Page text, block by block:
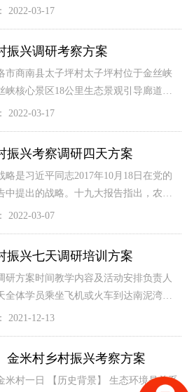
丽乡村。在第二届“大西安农民节”到来之
。临潼区穆寨街道三庙村因地制宜发展
过一个多月，三庙村[详细]
2022-03-17
振兴调研考察方案
市商南县太子坪村太子坪村位于金丝峡
峡核心景区18公里生态景观引导廊道的
距景区7公里。这里是进入国家级森林公
支撑。特色的陕南民居，精致的徽派农
幽美宜人的田园风光，河道 [详细]
2022-03-17
振兴考察调研四天方案
略是习近平同志2017年10月18日在党的
中提出的战略。十九大报告指出，农业
题是关系国计民生的根本性问题，必须
，坚持农业农村优先发展，坚持农民主
持乡村全面振兴，[详细]
2022-03-07
振兴七天调研培训方案
研方案时间教学内容及活动安排负责人
全体学员乘坐飞机或火车到达南泥湾机
火车站，我中心负责接站、入住酒店、
12:00专题教学 [详细]
2021-12-13
金米村乡村振兴考察方案
米村一日 【历史背景】 生态环境是关系